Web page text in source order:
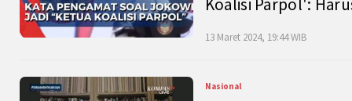
Koalisi Parpol':
13 Maret 2024, 19:44 WIB
Nasional